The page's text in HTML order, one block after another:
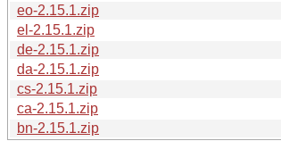
eo-2.15.1.zip
el-2.15.1.zip
de-2.15.1.zip
da-2.15.1.zip
cs-2.15.1.zip
ca-2.15.1.zip
bn-2.15.1.zip